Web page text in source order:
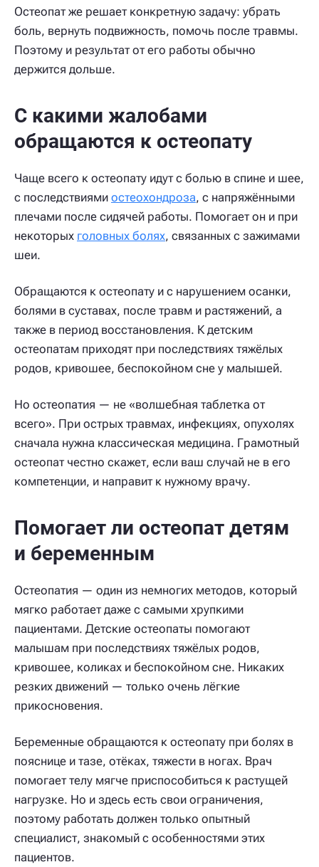
Остеопат же решает конкретную задачу: убрать
боль, вернуть подвижность, помочь после травмы.
Поэтому и результат от его работы обычно
держится дольше.
С какими жалобами
обращаются к остеопату
Чаще всего к остеопату идут с болью в спине и шее,
с последствиями остеохондроза, с напряжёнными
плечами после сидячей работы. Помогает он и при
некоторых головных болях, связанных с зажимами
шеи.
Обращаются к остеопату и с нарушением осанки,
болями в суставах, после травм и растяжений, а
также в период восстановления. К детским
остеопатам приходят при последствиях тяжёлых
родов, кривошее, беспокойном сне у малышей.
Но остеопатия — не «волшебная таблетка от
всего». При острых травмах, инфекциях, опухолях
сначала нужна классическая медицина. Грамотный
остеопат честно скажет, если ваш случай не в его
компетенции, и направит к нужному врачу.
Помогает ли остеопат детям
и беременным
Остеопатия — один из немногих методов, который
мягко работает даже с самыми хрупкими
пациентами. Детские остеопаты помогают
малышам при последствиях тяжёлых родов,
кривошее, коликах и беспокойном сне. Никаких
резких движений — только очень лёгкие
прикосновения.
Беременные обращаются к остеопату при болях в
пояснице и тазе, отёках, тяжести в ногах. Врач
помогает телу мягче приспособиться к растущей
нагрузке. Но и здесь есть свои ограничения,
поэтому работать должен только опытный
специалист, знакомый с особенностями этих
пациентов.